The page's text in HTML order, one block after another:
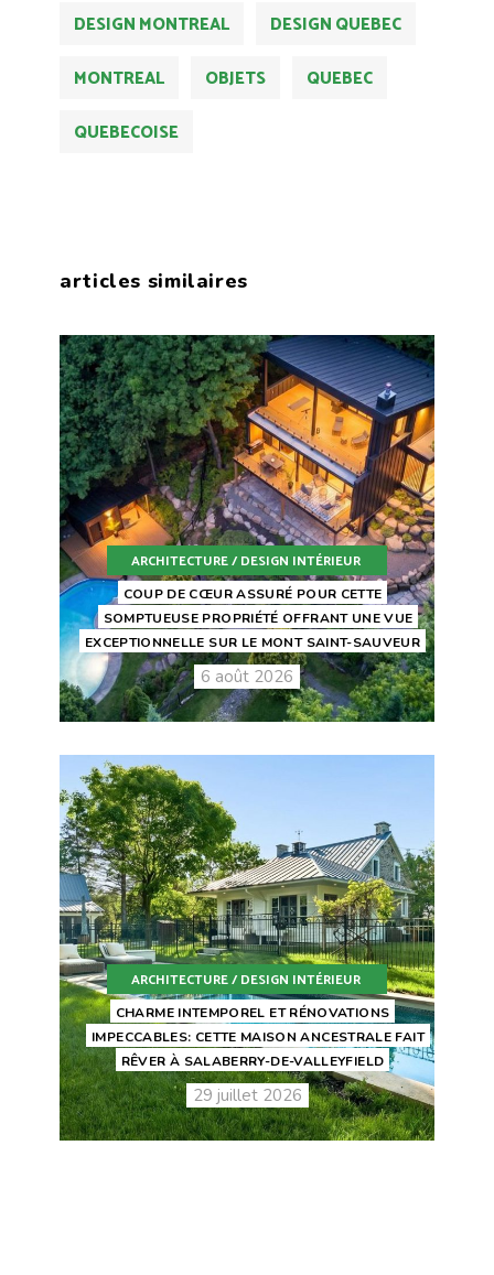
DESIGN MONTREAL
DESIGN QUEBEC
MONTREAL
OBJETS
QUEBEC
QUEBECOISE
articles similaires
ARCHITECTURE / DESIGN INTÉRIEUR
COUP DE CŒUR ASSURÉ POUR CETTE
SOMPTUEUSE PROPRIÉTÉ OFFRANT UNE VUE
EXCEPTIONNELLE SUR LE MONT SAINT-SAUVEUR
6 août 2026
ARCHITECTURE / DESIGN INTÉRIEUR
CHARME INTEMPOREL ET RÉNOVATIONS
IMPECCABLES: CETTE MAISON ANCESTRALE FAIT
RÊVER À SALABERRY-DE-VALLEYFIELD
29 juillet 2026